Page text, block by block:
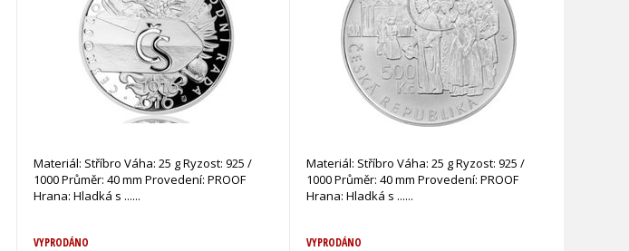
Materiál: Stříbro Váha: 25 g Ryzost: 925 /
1000 Průměr: 40 mm Provedení: PROOF
Hrana: Hladká s ...
VYPRODÁNO
Materiál: Stříbro Váha: 25 g Ryzost: 925 /
1000 Průměr: 40 mm Provedení: PROOF
Hrana: Hladká s ...
VYPRODÁNO